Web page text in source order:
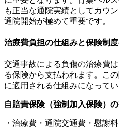
も正当な通院実績としてカウ
通院開始が極めて重要です。
治療費負担の仕組みと保険制
交通事故による負傷の治療費
る保険から支払われます。こ
に適用される仕組みになってい
自賠責保険（強制加入保険）
・治療費・通院交通費・慰謝